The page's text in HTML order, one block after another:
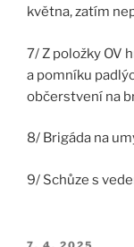
května, zatím
7/ Z položky OV
a pomníku
občerstvení na
8/ Brigáda na
9/ Schůze s